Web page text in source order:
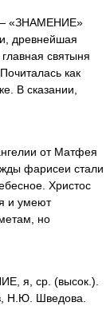
«ЗНАМЕНИЕ»
древнейшая
святыня
как
В сказании,
от Матфея
фарисеи стали
Христос
и умеют
но
я, ср. (высок.).
Н.Ю. Шведова.